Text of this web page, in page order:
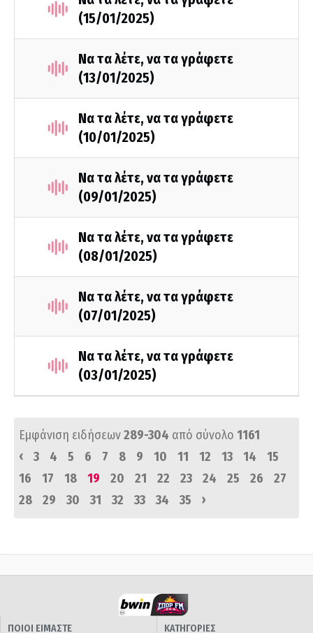
(15/01/2025)
Να τα λέτε, να τα γράφετε
(13/01/2025)
Να τα λέτε, να τα γράφετε
(10/01/2025)
Να τα λέτε, να τα γράφετε
(09/01/2025)
Να τα λέτε, να τα γράφετε
(08/01/2025)
Να τα λέτε, να τα γράφετε
(07/01/2025)
Να τα λέτε, να τα γράφετε
(03/01/2025)
Εμφάνιση ειδήσεων289-304 από σύνολο 1161
‹
3 4 5 6 7 8 9 10 11 12 13 14
15
16
17 18 19 20 21 22 23 24 25 26
27
28
29 30 31 32 33 34 35 ›
ΠΟΙΟΙ ΕΙΜΑΣΤΕ
ΚΑΤΗΓΟΡΙΕΣ